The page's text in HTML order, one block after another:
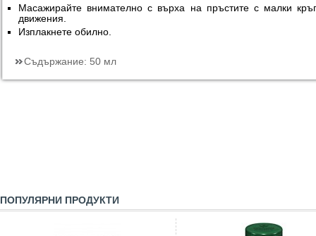
Масажирайте внимателно с върха на пръстите с малки
движения.
Изплакнете обилно.
Съдържание: 50 мл
ПОПУЛЯРНИ ПРОДУКТИ